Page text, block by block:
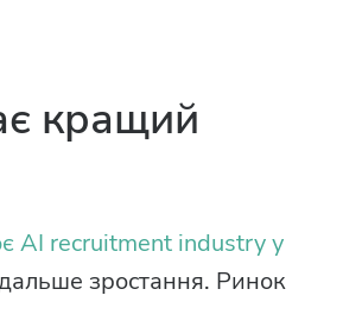
кращий
AI recruitment industry у
зростання. Ринок